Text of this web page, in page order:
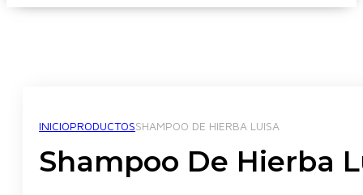
INICIOPRODUCTOSSHAMPOO DE HIERBA LUISA
Shampoo De Hierba